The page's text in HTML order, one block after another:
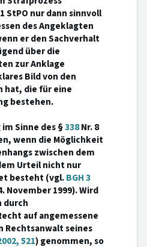
StPO nur dann sinnvoll
des Angeklagten
er den Sachverhalt
über die
zur Anklage
Bild von den
hat, die für eine
bestehen.
Sinne des §338Nr. 8
wenn die Möglichkeit
zwischen dem
Urteil nicht nur
besteht (vgl.BGH 3
November 1999). Wird
durch
auf angemessene
Rechtsanwalt seines
521) genommen, so